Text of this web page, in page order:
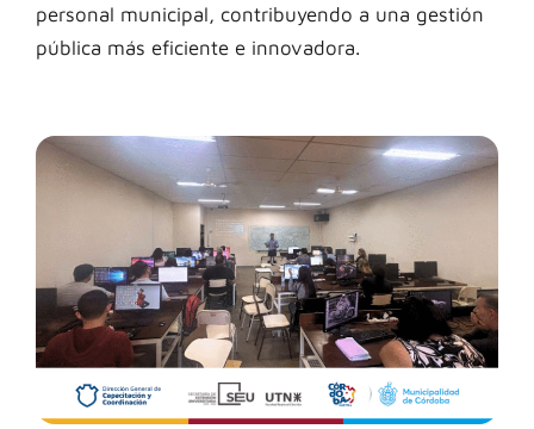
personal municipal, contribuyendo a una gestión
pública más eficiente e innovadora.